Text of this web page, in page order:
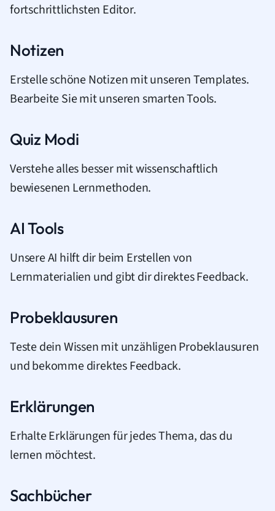
fortschrittlichsten Editor.
Notizen
Erstelle schöne Notizen mit unseren Templates.
Bearbeite Sie mit unseren smarten Tools.
Quiz Modi
Verstehe alles besser mit wissenschaftlich
bewiesenen Lernmethoden.
AI Tools
Unsere AI hilft dir beim Erstellen von
Lernmaterialien und gibt dir direktes Feedback.
Probeklausuren
Teste dein Wissen mit unzähligen Probeklausuren
und bekomme direktes Feedback.
Erklärungen
Erhalte Erklärungen für jedes Thema, das du
lernen möchtest.
Sachbücher